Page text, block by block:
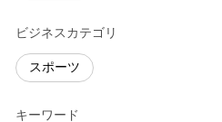
ビジネスカテゴリ
スポーツ
キーワード